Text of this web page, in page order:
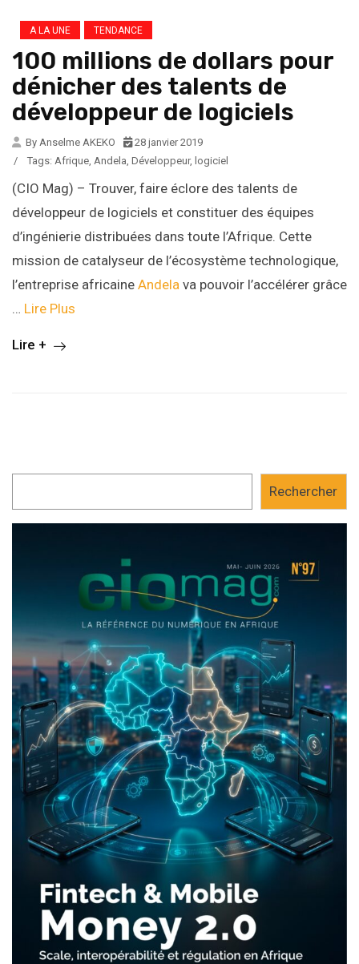
A LA UNE TENDANCE
100 millions de dollars pour
dénicher des talents de
développeur de logiciels
By Anselme AKEKO
28 janvier 2019
/
Tags: Afrique Andela Développeur, logiciel
(CIO Mag) – Trouver, faire éclore des talents de
développeur de logiciels et constituer des équipes
d’ingénierie distribuées dans toute l’Afrique. Cette
mission de catalyseur de l’écosystème technologique,
l’entreprise africaine Andela va pouvoir l’accélérer grâce
… Lire Plus
Lire +
Rechercher